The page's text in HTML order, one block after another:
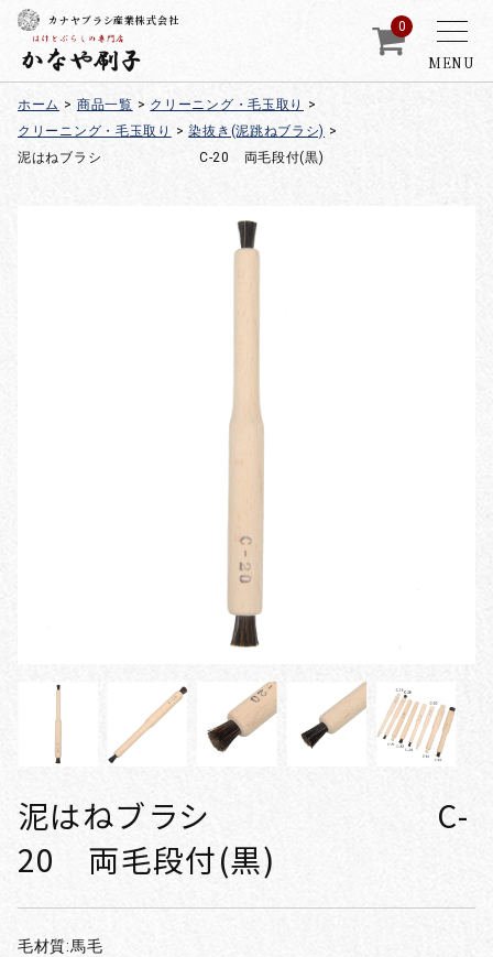
MENU
カナヤブラシ産業株式会社 0
ホーム > 商品一覧 > クリーニング・毛玉取り
>
クリーニング・毛玉取り
> 染抜き(泥跳ねブラシ) >
泥はねブラシ C-20 両毛段付(黒)
泥はねブラシ C-
20 両毛段付(黒)
毛材質:馬毛